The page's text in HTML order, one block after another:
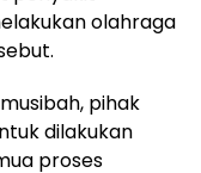
olahraga
pihak
dilakukan
proses